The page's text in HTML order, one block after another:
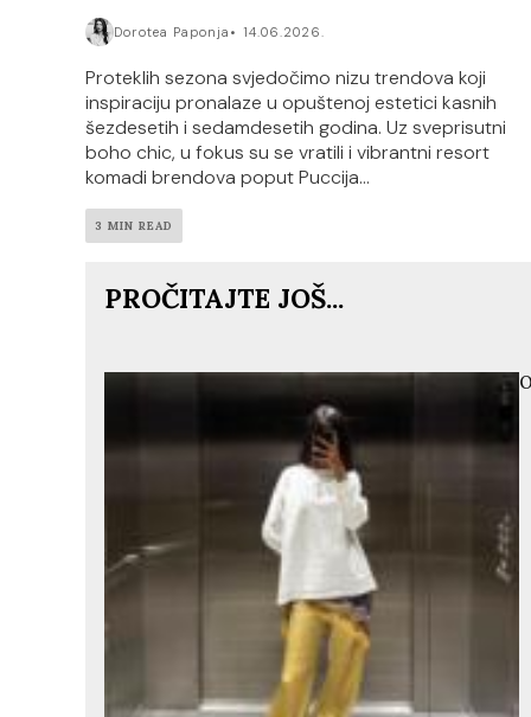
Dorotea Paponja 14.06.2026.
Proteklih sezona svjedočimo nizu trendova koji
inspiraciju pronalaze u opuštenoj estetici kasnih
šezdesetih i sedamdesetih godina. Uz sveprisutni
boho chic, u fokus su se vratili i vibrantni resort
komadi brendova poput Puccija...
3 MIN READ
PROČITAJTE JOŠ...